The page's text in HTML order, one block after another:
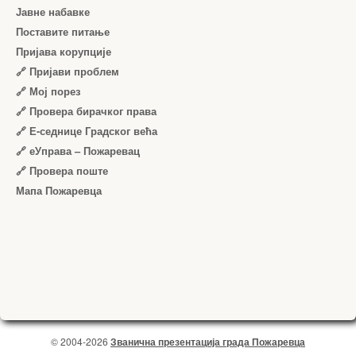
Јавне набавке
Поставите питање
Пријава корупције
🔗 Пријави проблем
🔗 Мој порез
🔗 Провера бирачког права
🔗 Е-седнице Градског већа
🔗 еУправа – Пожаревац
🔗 Провера поште
Мапа Пожаревца
© 2004-2026 Званична презентација града Пожаревца